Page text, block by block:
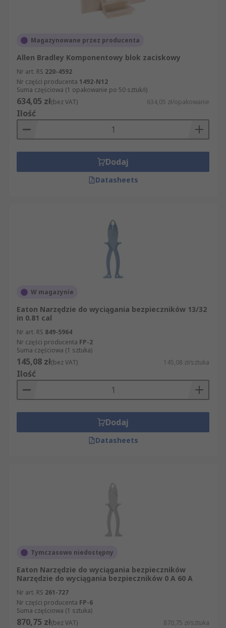
Magazynowane przez producenta
Allen Bradley Komponentowy blok zaciskowy
Nr art. RS 220-4592
Nr części producenta 1492-N12
Suma częściowa (1 opakowanie po 50 sztuk/i)
634,05 zł(bez VAT) 634,05 zł/opakowanie
Ilość
Dodaj
Datasheets
W magazynie
Eaton Narzędzie do wyciągania bezpieczników 13/32
in 0.81 cal
Nr art. RS 849-5964
Nr części producenta FP-2
Suma częściowa (1 sztuka)
145,08 zł(bez VAT) 145,08 zł/sztuka
Ilość
Dodaj
Datasheets
Tymczasowo niedostępny
Eaton Narzędzie do wyciągania bezpieczników
Narzędzie do wyciągania bezpieczników 0 A 60 A
Nr art. RS 261-727
Nr części producenta FP-6
Suma częściowa (1 sztuka)
870,75 zł(bez VAT) 870,75 zł/sztuka